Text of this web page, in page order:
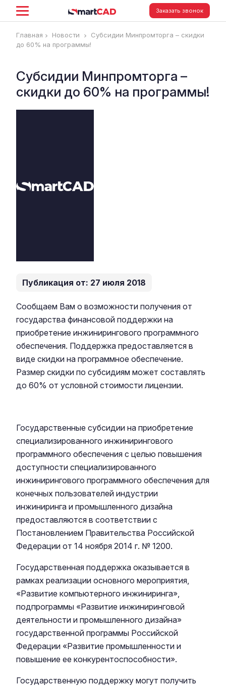
Заказать звонок
Главная Новости
Субсидии Минпромторга – скидки
до 60% на программы!
Субсидии Минпромторга –
скидки до 60% на программы!
Публикация от: 27 июля 2018
Сообщаем Вам о возможности получения от
государства финансовой поддержки на
приобретение инжинирингового программного
обеспечения. Поддержка предоставляется в
виде скидки на программное обеспечение.
Размер скидки по субсидиям может составлять
до 60% от условной стоимости лицензии.
Государственные субсидии на приобретение
специализированного инжинирингового
программного обеспечения с целью повышения
доступности специализированного
инжинирингового программного обеспечения для
конечных пользователей индустрии
инжиниринга и промышленного дизайна
предоставляются в соответствии с
Постановлением Правительства Российской
Федерации от 14 ноября 2014 г. № 1200.
Государственная поддержка оказывается в
рамках реализации основного мероприятия,
«Развитие компьютерного инжиниринга»,
подпрограммы «Развитие инжиниринговой
деятельности и промышленного дизайна»
государственной программы Российской
Федерации «Развитие промышленности и
повышение ее конкурентоспособности».
Государственную поддержку могут получить